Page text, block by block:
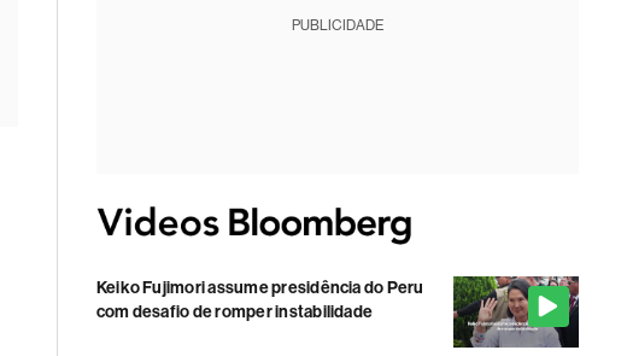
PUBLICIDADE
Keiko Fujimori assume presidência do Peru
com desafio de romper instabilidade